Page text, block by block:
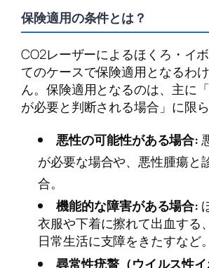
保険適用の条件とは？
CO2レーザーによるほくろ・イ
てのケースで保険適用となるわ
ん。保険適用となるのは、主に
が必要と判断される場合」に限ら
悪性の可能性がある場合:
が必要な場合や、悪性腫瘍と
合。
機能的な障害がある場合:
衣服や下着に擦れて出血する
日常生活に支障をきたすなど。
尋常性疣贅（ウイルス性